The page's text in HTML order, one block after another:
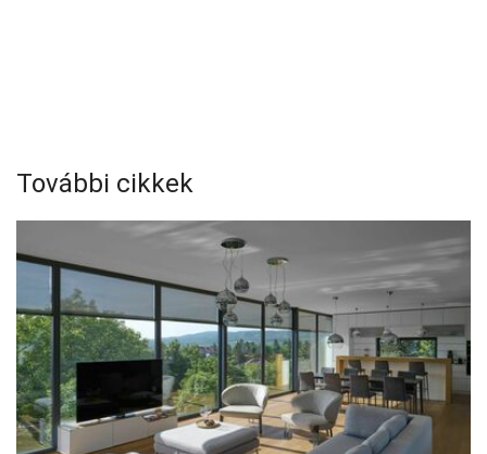
További cikkek